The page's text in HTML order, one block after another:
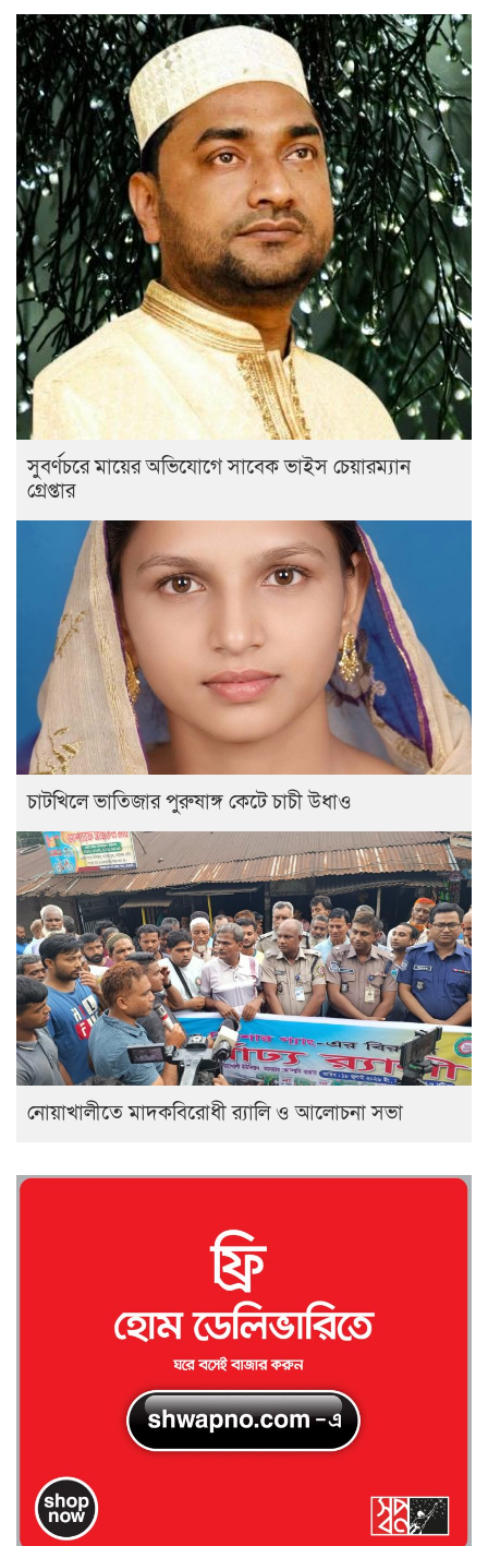
সুবর্ণচরে মায়ের অভিযোগে সাবেক ভাইস চেয়ারম্যান
গ্রেপ্তার
চাটখিলে ভাতিজার পুরুষাঙ্গ কেটে চাচী উধাও
নোয়াখালীতে মাদকবিরোধী র‍্যালি ও আলোচনা সভা